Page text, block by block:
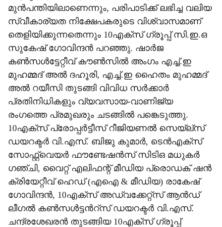
മുൻപന്തിയിലാണെന്നും, പരിപാടിക്ക് ലഭിച്ച വലിയ
സ്വീകാര്യത നിക്ഷേപകരുടെ വിശ്വാസമാണ്
തെളിയിക്കുന്നതെന്നും 10എക്സ് ഗ്രൂപ്പ് സി.ഇ.ഒ
സുകേഷ് ഗോവിന്ദൻ പറഞ്ഞു. ഷാർജ
കൺസൾട്ടേറ്റീവ് കൗൺസിൽ അംഗം എച്ച്.ഇ
മുഹമ്മദ് അൽ ദഹൂരി, എച്ച്.ഇ ഹൈതം മുഹമ്മദ്
അൽ റയീസി തുടങ്ങി വിവിധ സർക്കാർ
പ്രതിനിധികളും വ്യവസായ-വാണിജ്യ
രംഗത്തെ പ്രമുഖരും ചടങ്ങിൽ പങ്കെടുത്തു.
10എക്സ് പ്രോപ്പർട്ടീസ് റീജിയണൽ സെയ്ല്സ്
ഡയറക്ടർ വി.എസ്. ബിജു കുമാർ, ടെൻഎക്സ്
സോഫ്റ്റ്‌വെയർ ഫൗണ്ടേഷൻസ് സിടിഒ മധുകർ
ഗഞ്ചി, വൈറ്റ് എലിഫന്റ് മീഡിയ പ്രൊഡക് ഷൻ
ക്രിയേറ്റീവ് ഹെഡ് (എഐ & മീഡിയ) രാകേഷ്
ഗോവിന്ദൻ, 10എക്സ് അഡ്വക്കേറ്റ്സ് ആൻഡ്
ലീഗൽ കൺസൾട്ടന്‍റ്സ് ഡയറക്ടർ വി.എസ്.
ചന്ദ്രശേഖരൻ തുടങ്ങിയ 10എക്സ് ഗ്രൂപ്പ്